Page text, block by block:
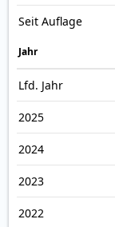
Seit Auflage
Jahr
Lfd. Jahr
2025
2024
2023
2022